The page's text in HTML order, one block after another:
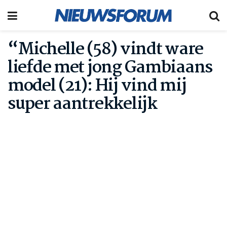
“Michelle (58) vindt ware
liefde met jong Gambiaans
model (21): Hij vind mij
super aantrekkelijk